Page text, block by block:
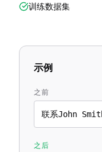
训练数据集
示例
之前
联系John
之后